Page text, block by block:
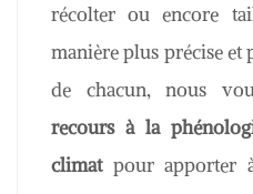
récolter ou encore
manière plus précise et
de chacun, nous
recours à la
climatpour apporter